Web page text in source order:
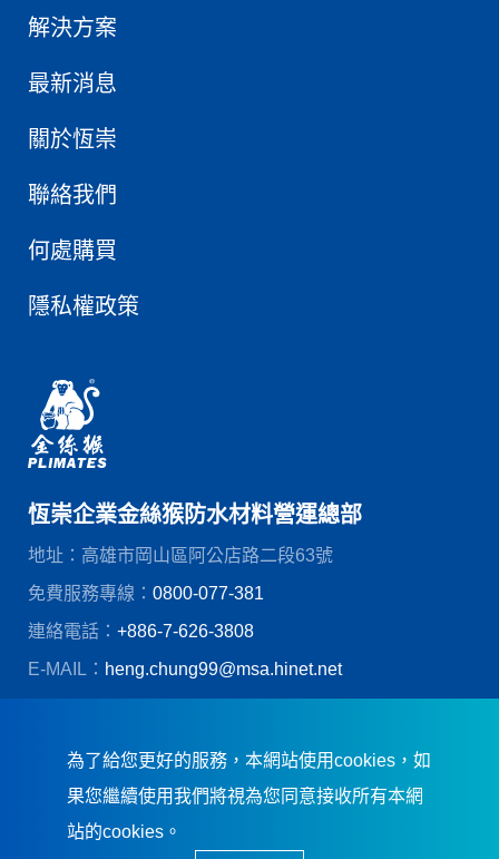
解決方案
最新消息
關於恆崇
聯絡我們
何處購買
隱私權政策
恆崇企業金絲猴防水材料營運總部
地址：高雄市岡山區阿公店路二段63號
免費服務專線： 0800-077-381
連絡電話： +886-7-626-3808
E-MAIL： heng.chung99@msa.hinet.net
為了給您更好的服務，本網站使用cookies，如
果您繼續使用我們將視為您同意接收所有本網
站的cookies。